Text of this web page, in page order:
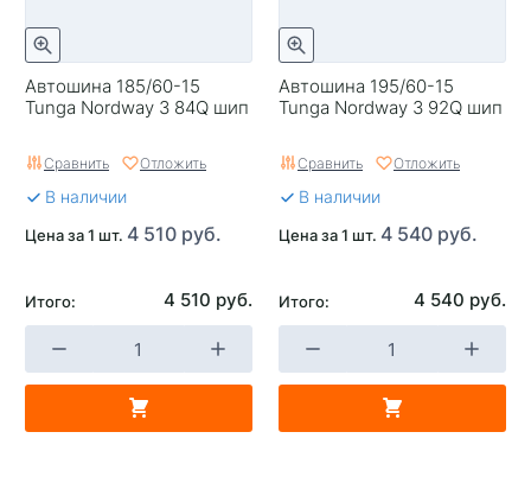
Автошина 185/60-15
Tunga Nordway 3 84Q шип
Сравнить Отложить
В наличии
Цена за 1 шт. 4 510 руб.
Итого: 4 510 руб.
Автошина 195/60-15
Tunga Nordway 3 92Q шип
Сравнить Отложить
В наличии
Цена за 1 шт. 4 540 руб.
Итого: 4 540 руб.